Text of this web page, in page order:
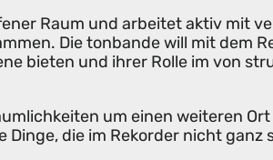
Raum und arbeitet aktiv mit
Die tonbande will mit dem
bieten und ihrer Rolle im von
um einen weiteren
Dinge, die im Rekorder nicht ganz